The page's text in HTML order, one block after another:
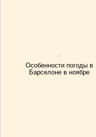
Особенности погоды в
Барселоне в ноябре